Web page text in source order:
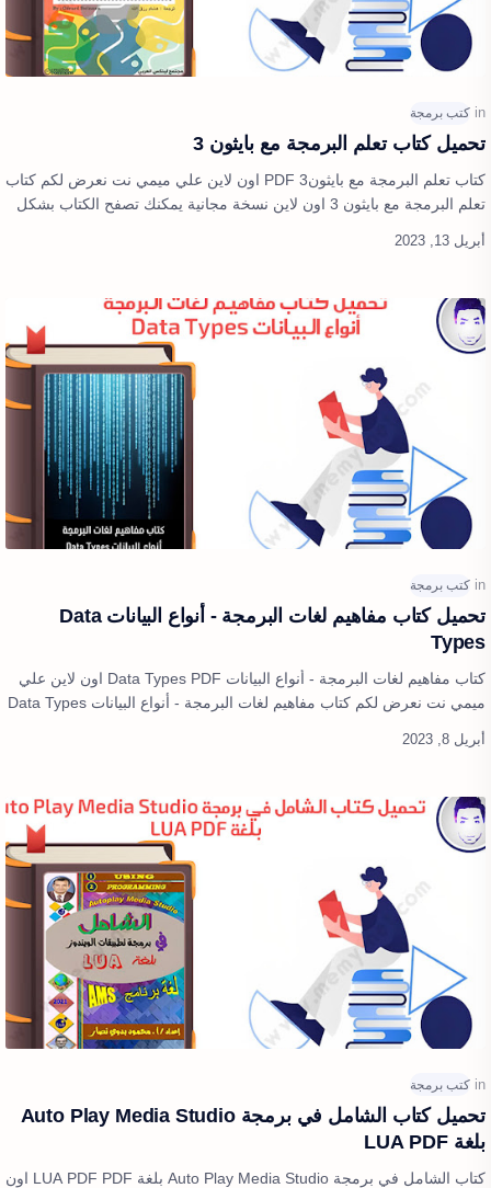
تحميل كتاب تعلم البرمجة مع بايثون 3
كتاب تعلم البرمجة مع بايثون3 PDF اون لاين علي ميمي نت نعرض لكم كتاب
تعلم البرمجة مع بايثون 3 اون لاين نسخة مجانية يمكنك تصفح الكتاب بشكل
كامل وعرض…
تحميل كتاب مفاهيم لغات البرمجة - أنواع البيانات Data
Types
كتاب مفاهيم لغات البرمجة - أنواع البيانات Data Types PDF اون لاين علي
ميمي نت نعرض لكم كتاب مفاهيم لغات البرمجة - أنواع البيانات Data Types
اون لا…
تحميل كتاب الشامل في برمجة Auto Play Media Studio
بلغة LUA PDF
كتاب الشامل في برمجة Auto Play Media Studio بلغة LUA PDF PDF اون